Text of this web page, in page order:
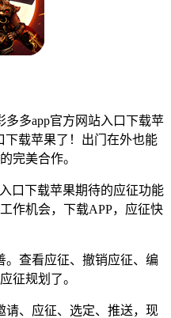
多app官方网站入口下载苹
下载苹果了！出门在外也能
完美合作。
下载苹果期待的应征功能
作机会，下载APP，应征快
查看应征、撤销应征、编
征规划了。
、应征、选定、推送，现